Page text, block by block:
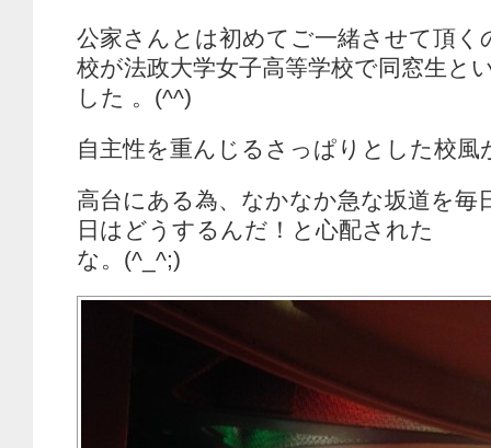
公家さんとは初めてご一緒させて頂く
校が法政大学女子高等学校で同窓生と
した 。(^^)
自主性を重んじるさっぱりとした校風
高台にある為、なかなか急な坂道を毎
日はどうするんだ！と心配された
な。(^_^;)